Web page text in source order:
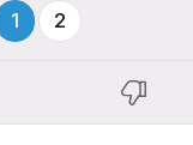
1 2